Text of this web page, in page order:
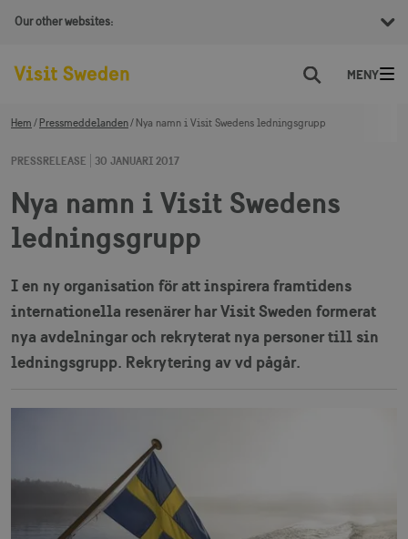
Our other websites:
Sök
Hem Pressmeddelanden Nya namn i Visit Swedens ledningsgrupp
PRESSRELEASE 30 JANUARI 2017
Nya namn i Visit Swedens
ledningsgrupp
I en ny organisation för att inspirera framtidens
internationella resenärer har Visit Sweden formerat
nya avdelningar och rekryterat nya personer till sin
ledningsgrupp. Rekrytering av vd pågår.